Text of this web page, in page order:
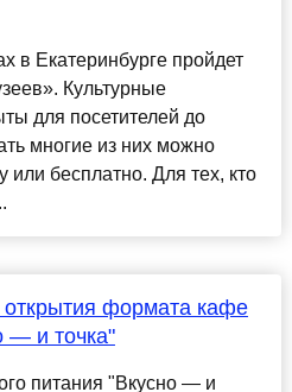
в Екатеринбурге пройдет
Культурные
для посетителей до
многие из них можно
или бесплатно. Для тех, кто
открытия формата кафе
— и точка"
питания "Вкусно — и